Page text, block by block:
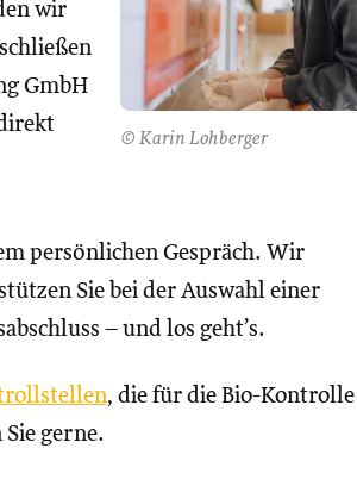
© Karin Lohberger
wir
GmbH
persönlichen Gespräch. Wir
Sie bei der Auswahl einer
– und los geht’s.
, die für die Bio-Kontrolle
gerne.